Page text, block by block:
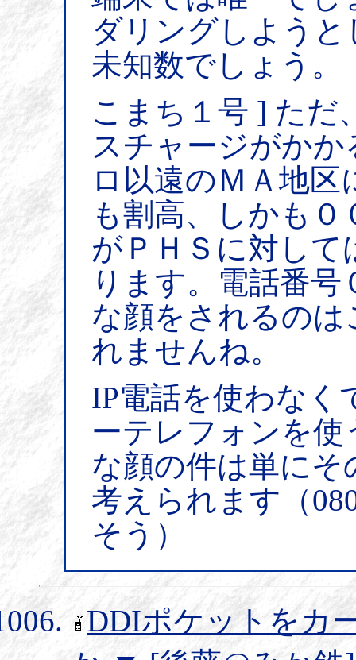
ダリングしよう
未知数でしょう。
こまち１号 ] た
スチャージがか
ロ以遠のＭＡ地
も割高、しかも
がＰＨＳに対し
ります。電話番
な顔をされるの
れませんね。
IP電話を使わなく
ーテレフォンを
な顔の件は単に
考えられます（
そう）
DDIポケットをカ